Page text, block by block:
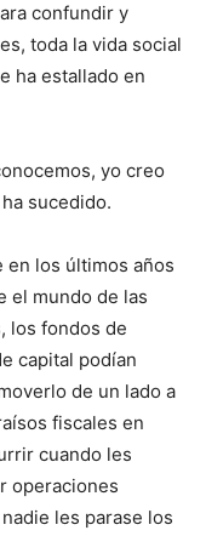
confundir y
toda la vida social
ha estallado en
yo creo
sucedido.
en los últimos años
el mundo de las
los fondos de
capital podían
de un lado a
fiscales en
cuando les
operaciones
les parase los